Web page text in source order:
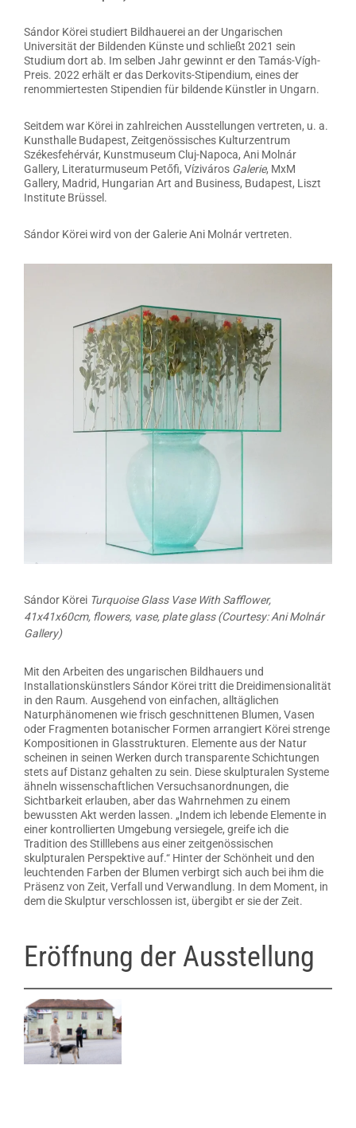
Sándor Körei studiert Bildhauerei an der Ungarischen
Universität der Bildenden Künste und schließt 2021 sein
Studium dort ab. Im selben Jahr gewinnt er den Tamás-Vígh-
Preis. 2022 erhält er das Derkovits-Stipendium, eines der
renommiertesten Stipendien für bildende Künstler in Ungarn.
Seitdem war Körei in zahlreichen Ausstellungen vertreten, u. a.
Kunsthalle Budapest, Zeitgenössisches Kulturzentrum
Székesfehérvár, Kunstmuseum Cluj-Napoca, Ani Molnár
Gallery, Literaturmuseum Petőfi, Víziváros Galerie, MxM
Gallery, Madrid, Hungarian Art and Business, Budapest, Liszt
Institute Brüssel.
Sándor Körei wird von der Galerie Ani Molnár vertreten.
Sándor Körei Turquoise Glass Vase With Safflower,
41x41x60cm, flowers, vase, plate glass (Courtesy: Ani Molnár
Gallery)
Mit den Arbeiten des ungarischen Bildhauers und
Installationskünstlers Sándor Körei tritt die Dreidimensionalität
in den Raum. Ausgehend von einfachen, alltäglichen
Naturphänomenen wie frisch geschnittenen Blumen, Vasen
oder Fragmenten botanischer Formen arrangiert Körei strenge
Kompositionen in Glasstrukturen. Elemente aus der Natur
scheinen in seinen Werken durch transparente Schichtungen
stets auf Distanz gehalten zu sein. Diese skulpturalen Systeme
ähneln wissenschaftlichen Versuchsanordnungen, die
Sichtbarkeit erlauben, aber das Wahrnehmen zu einem
bewussten Akt werden lassen. „Indem ich lebende Elemente in
einer kontrollierten Umgebung versiegele, greife ich die
Tradition des Stilllebens aus einer zeitgenössischen
skulpturalen Perspektive auf.“ Hinter der Schönheit und den
leuchtenden Farben der Blumen verbirgt sich auch bei ihm die
Präsenz von Zeit, Verfall und Verwandlung. In dem Moment, in
dem die Skulptur verschlossen ist, übergibt er sie der Zeit.
Eröffnung der Ausstellung